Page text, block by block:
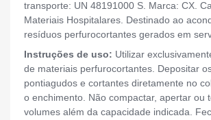
transporte: UN 48191000 S. Marca: CX.
Materiais Hospitalares. Destinado ao
resíduos perfurocortantes gerados em
Instruções de uso: Utilizar
de materiais perfurocortantes. Depositar
pontiagudos e cortantes diretamente no
o enchimento. Não compactar, apertar ou
volumes além da capacidade indicada.